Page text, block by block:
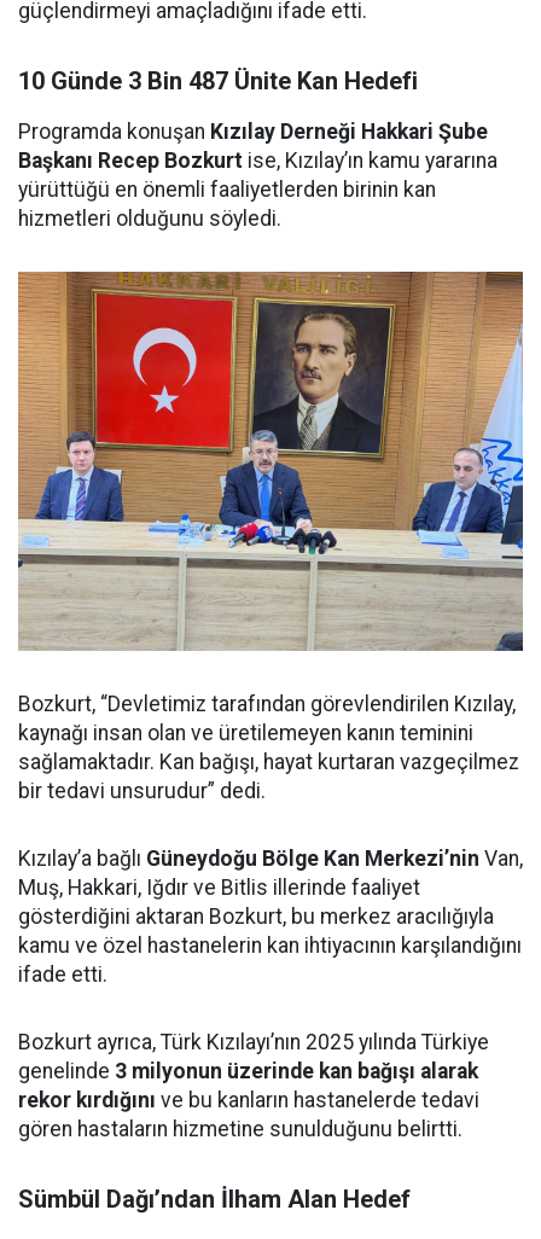
güçlendirmeyi amaçladığını ifade etti.
10 Günde 3 Bin 487 Ünite Kan Hedefi
Programda konuşan Kızılay Derneği Hakkari Şube
Başkanı Recep Bozkurt ise, Kızılay’ın kamu yararına
yürüttüğü en önemli faaliyetlerden birinin kan
hizmetleri olduğunu söyledi.
Bozkurt, “Devletimiz tarafından görevlendirilen Kızılay,
kaynağı insan olan ve üretilemeyen kanın teminini
sağlamaktadır. Kan bağışı, hayat kurtaran vazgeçilmez
bir tedavi unsurudur” dedi.
Kızılay’a bağlı Güneydoğu Bölge Kan Merkezi’nin Van,
Muş, Hakkari, Iğdır ve Bitlis illerinde faaliyet
gösterdiğini aktaran Bozkurt, bu merkez aracılığıyla
kamu ve özel hastanelerin kan ihtiyacının karşılandığını
ifade etti.
Bozkurt ayrıca, Türk Kızılayı’nın 2025 yılında Türkiye
genelinde 3 milyonun üzerinde kan bağışı alarak
rekor kırdığını ve bu kanların hastanelerde tedavi
gören hastaların hizmetine sunulduğunu belirtti.
Sümbül Dağı’ndan İlham Alan Hedef